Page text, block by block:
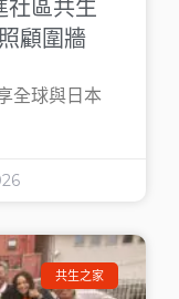
社區共生
顧圍牆
全球與日本
共生之家